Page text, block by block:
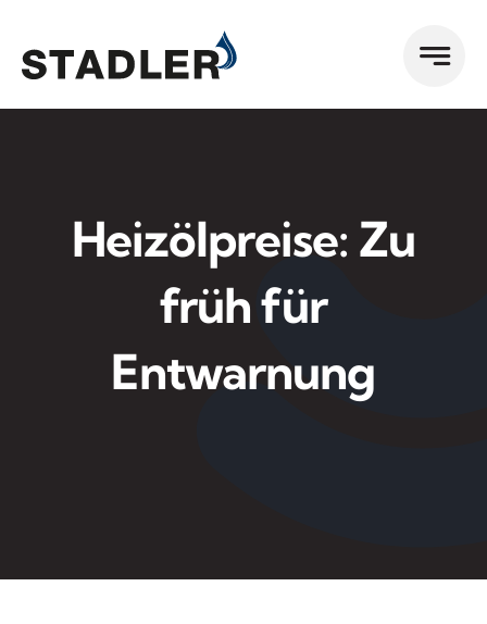
Inhalt
springen
Heizölpreise: Zu
früh für
Entwarnung